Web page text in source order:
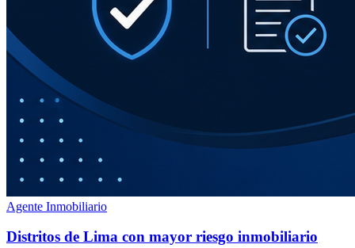
Agente Inmobiliario
Distritos de Lima con mayor riesgo inmobiliario